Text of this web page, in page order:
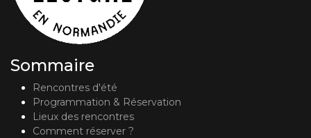
Sommaire
Rencontres d'été
Programmation & Réservation
Lieux des rencontres
Comment réserver ?